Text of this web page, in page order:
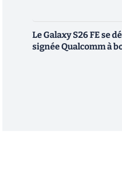
Le Galaxy S26 FE se
signée Qualcomm à